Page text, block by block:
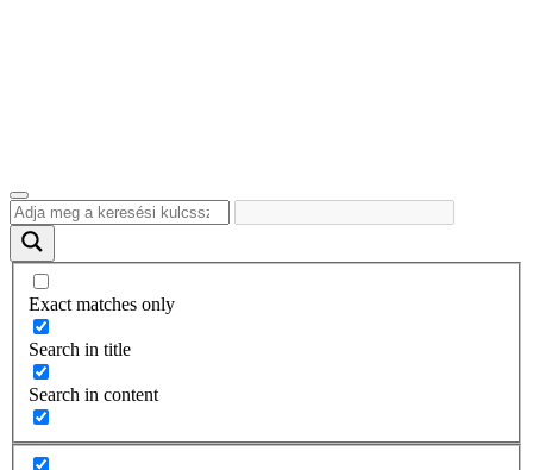
Exact matches only
Search in title
Search in content